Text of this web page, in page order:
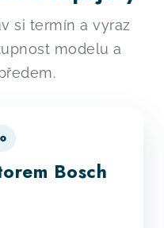
si termín a vyraz
modelu a
Bosch